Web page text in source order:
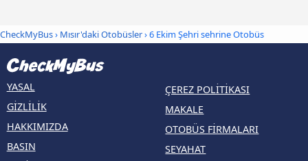
CheckMyBus› Mısır'daki Otobüsler› 6 Ekim Şehri sehrine Otobüs
YASAL
GIZLILIK
HAKKIMIZDA
BASIN
ÇEREZ POLITIKASI
MAKALE
OTOBÜS FIRMALARI
SEYAHAT